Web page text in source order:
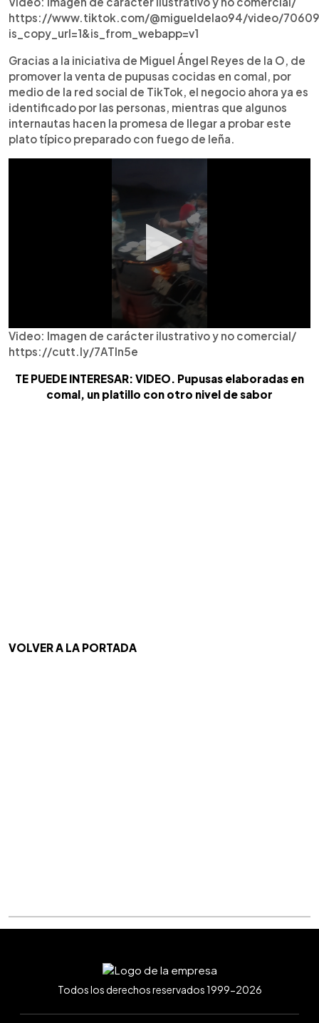
https://www.tiktok.com/@migueldelao94/video/
is_copy_url=1&is_from_webapp=v1
Gracias a la iniciativa de Miguel Ángel Reyes de la O, de
promover la venta de pupusas cocidas en comal, por
medio de la red social de TikTok, el negocio ahora ya es
identificado por las personas, mientras que algunos
internautas hacen la promesa de llegar a probar este
plato típico preparado con fuego de leña.
Video: Imagen de carácter ilustrativo y no comercial/
https://cutt.ly/7ATIn5e
TE PUEDE INTERESAR: VIDEO. Pupusas elaboradas en
comal, un platillo con otro nivel de sabor
VOLVER A LA PORTADA
Todos los derechos reservados 1999-2026